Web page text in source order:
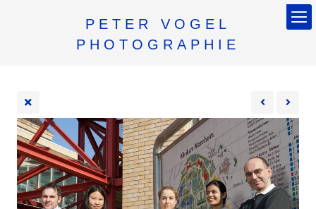
PETER VOGEL
PHOTOGRAPHIE